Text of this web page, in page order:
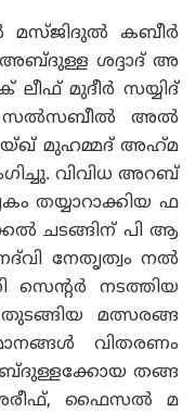
മസ്‌ജിദുൽ കബീർ
അബ്‌ദുള്ള ശദ്ദാദ് അ
മുദീർ സയ്യിദ്
സൽസബീൽ അൽ
മുഹമ്മദ് അഹ്‌മ
വിവിധ അറബ്
തയ്യാറാക്കിയ ഫ
ചടങ്ങിന് പി ആ
നേതൃത്വം നൽ
സെന്റർ നടത്തിയ
മത്സരങ്ങ
വിതരണം
തങ്ങ
ഫൈസൽ മ